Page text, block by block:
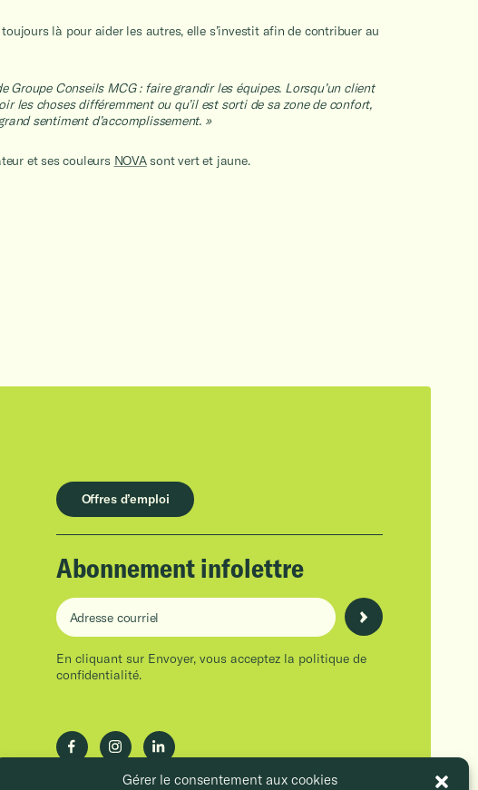
Gérer le consentement aux cookies
là pour aider les autres, elle s’investit afin de contribuer au
Groupe Conseils MCG : faire grandir les équipes. Lorsqu’un client
les choses différemment ou qu’il est sorti de sa zone de confort,
sentiment d’accomplissement. »
et ses couleurs NOVAsont vert et jaune.
Offres d’emploi
Abonnement infolettre
Adresse courriel
En cliquant sur Envoyer, vous acceptez la politique de
confidentialité.